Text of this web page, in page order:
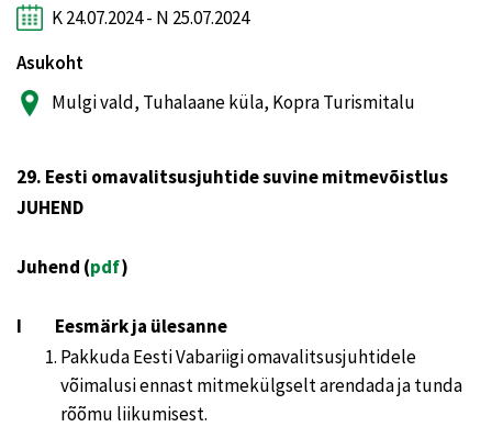
K 24.07.2024 - N 25.07.2024
Asukoht
Mulgi vald, Tuhalaane küla, Kopra Turismitalu
29. Eesti omavalitsusjuhtide suvine mitmevõistlus
JUHEND
Juhend (pdf)
I Eesmärk ja ülesanne
Pakkuda Eesti Vabariigi omavalitsusjuhtidele
võimalusi ennast mitmekülgselt arendada ja tunda
rõõmu liikumisest.